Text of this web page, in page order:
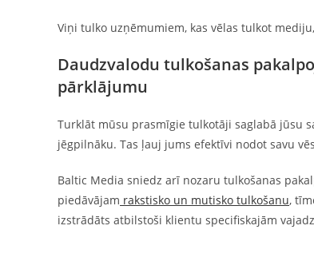
Viņi tulko uzņēmumiem, kas vēlas tulkot
Daudzvalodu tulkošanas
pārklājumu
Turklāt mūsu prasmīgie tulkotāji saglabā jūsu
jēgpilnāku. Tas ļauj jums efektīvi nodot savu
Baltic Media sniedz arī nozaru tulkošanas
piedāvājam rakstisko un mutisko tulkošanu,
izstrādāts atbilstoši klientu specifiskajām